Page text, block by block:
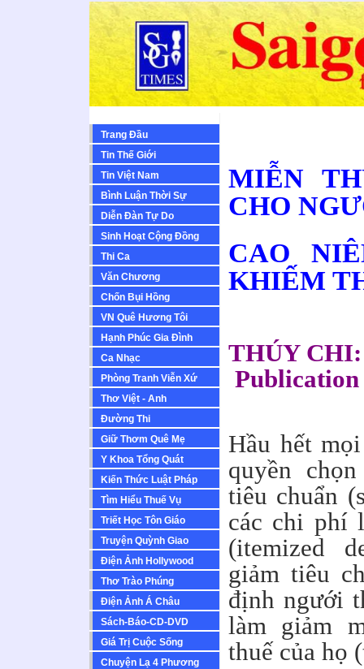
Trang Đầu
Tin Thế Giới
Tin Việt Nam
Bình Luận Thời Sự
Diễn Ðàn Tự Do
Sinh Hoạt Cộng Ðồng
Thi Ca
Văn Chương
Chốn Bụi Hồng
VN Quê Hương Tôi
Hạnh Phúc Gia Đình
Ca Nhạc
Phòng Tranh Viễn Xứ
Thơ Việt - Anh
Ðường Thi
Giữ Thơm Quê Mẹ
Y Khoa Tổng Quát
Kiến Thức Luật Pháp
Tìm Hiểu Thuế Vụ
Triết Học Tôn Giáo
Truyện Quỳnh Giao
Ðiện Ảnh Hollywood
Thơ Trào Phúng
Ðiện Ảnh Á Châu
Sách-Báo-CD-DVD
Giá Trị Cuộc Sống
Chuyện Lạ 4 Phương
MIỄN
CHO
CAO
KHIẾM
THÚY CHI:
Publication
Hầu hết
quyền
tiêu chuẩn
các chi phí
(itemized
giảm tiêu
định ngưới
làm giảm
thuế của họ